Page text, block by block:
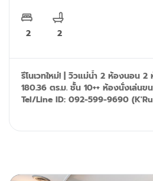
2 2
รีโนเวทใหม่! | วิวแม่น้ำ 2 ห้องนอน
180.36 ตร.ม. ชั้น 10++ ห้องนั่งเล่น
Tel/Line ID: 092-599-9690